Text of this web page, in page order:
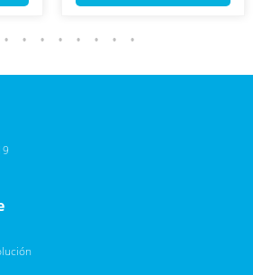
promociones exclusivas